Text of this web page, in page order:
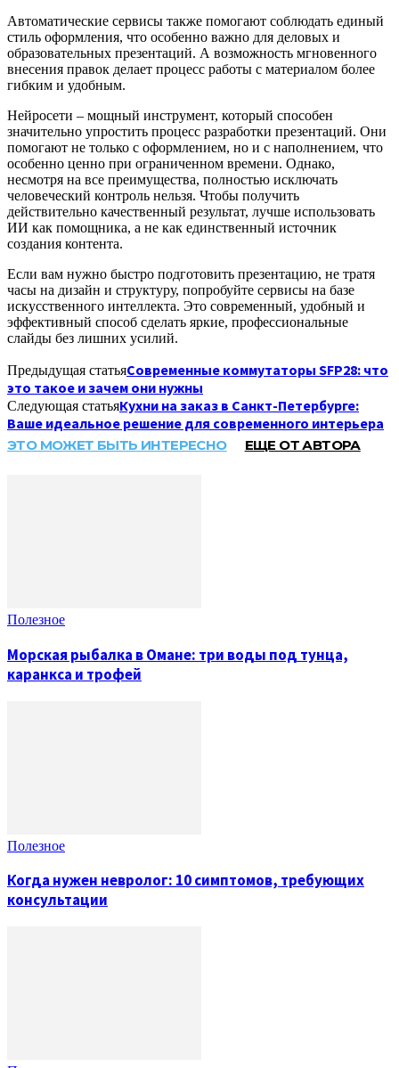
Автоматические сервисы также помогают соблюдать единый
стиль оформления, что особенно важно для деловых и
образовательных презентаций. А возможность мгновенного
внесения правок делает процесс работы с материалом более
гибким и удобным.
Нейросети – мощный инструмент, который способен
значительно упростить процесс разработки презентаций. Они
помогают не только с оформлением, но и с наполнением, что
особенно ценно при ограниченном времени. Однако,
несмотря на все преимущества, полностью исключать
человеческий контроль нельзя. Чтобы получить
действительно качественный результат, лучше использовать
ИИ как помощника, а не как единственный источник
создания контента.
Если вам нужно быстро подготовить презентацию, не тратя
часы на дизайн и структуру, попробуйте сервисы на базе
искусственного интеллекта. Это современный, удобный и
эффективный способ сделать яркие, профессиональные
слайды без лишних усилий.
Предыдущая статьяСовременные коммутаторы SFP28: что
это такое и зачем они нужны
Следующая статьяКухни на заказ в Санкт-Петербурге:
Ваше идеальное решение для современного интерьера
ЭТО МОЖЕТ БЫТЬ ИНТЕРЕСНО ЕЩЕ ОТ АВТОРА
Полезное
Морская рыбалка в Омане: три воды под тунца,
каранкса и трофей
Полезное
Когда нужен невролог: 10 симптомов, требующих
консультации